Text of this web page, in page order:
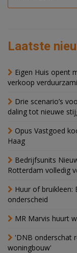
Laatste
Eigen Huis opent
verkoop
Drie scenario’s
daling tot nieuwe
Opus Vastgoed
Haag
Bedrijfsunits
Rotterdam volledig
Huur of bruikleen:
onderscheid
MR Marvis huurt
'DNB onderschat
woningbouw'